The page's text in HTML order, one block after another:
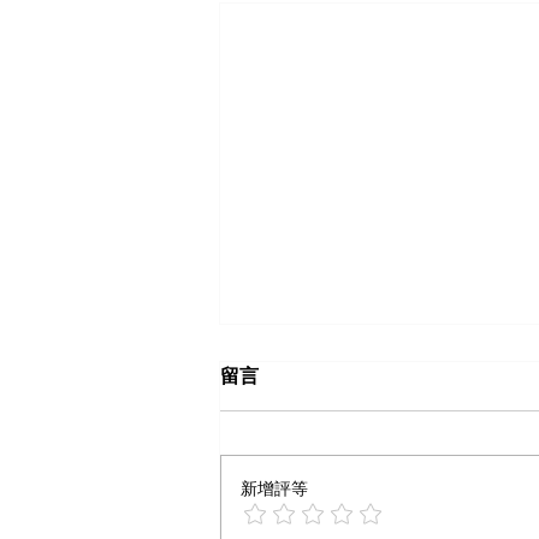
留言
新增評等